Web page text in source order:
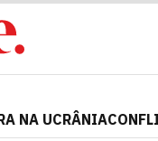
NA UCRÂNIA